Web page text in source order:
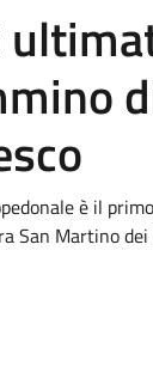
è il
San Martino